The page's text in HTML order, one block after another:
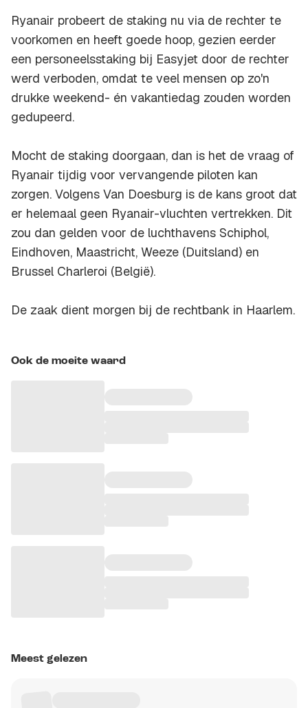
Ryanair probeert de staking nu via de rechter te
voorkomen en heeft goede hoop, gezien eerder
een personeelsstaking bij Easyjet door de rechter
werd verboden, omdat te veel mensen op zo'n
drukke weekend- én vakantiedag zouden worden
gedupeerd.
Mocht de staking doorgaan, dan is het de vraag of
Ryanair tijdig voor vervangende piloten kan
zorgen. Volgens Van Doesburg is de kans groot dat
er helemaal geen Ryanair-vluchten vertrekken. Dit
zou dan gelden voor de luchthavens Schiphol,
Eindhoven, Maastricht, Weeze (Duitsland) en
Brussel Charleroi (België).
De zaak dient morgen bij de rechtbank in Haarlem.
Ook de moeite waard
Meest gelezen